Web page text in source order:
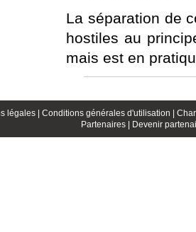
La séparation de
hostiles au
mais est en
légales | Conditions générales d'utilisation |
Partenaires | Devenir